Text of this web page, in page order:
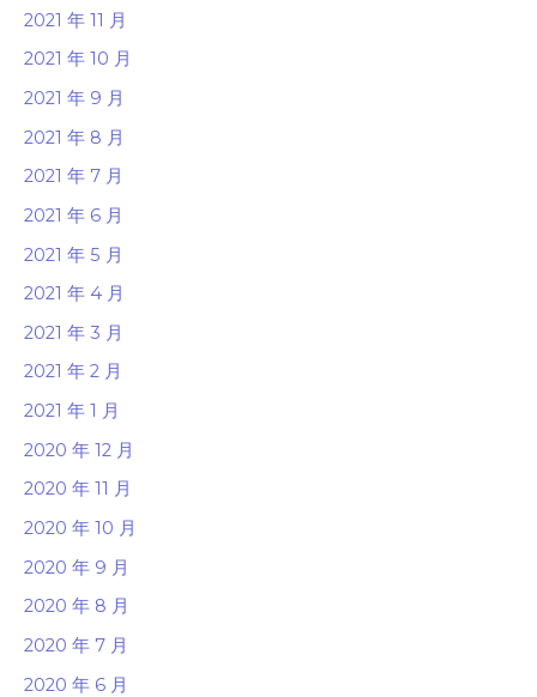
2021 年 11 月
2021 年 10 月
2021 年 9 月
2021 年 8 月
2021 年 7 月
2021 年 6 月
2021 年 5 月
2021 年 4 月
2021 年 3 月
2021 年 2 月
2021 年 1 月
2020 年 12 月
2020 年 11 月
2020 年 10 月
2020 年 9 月
2020 年 8 月
2020 年 7 月
2020 年 6 月